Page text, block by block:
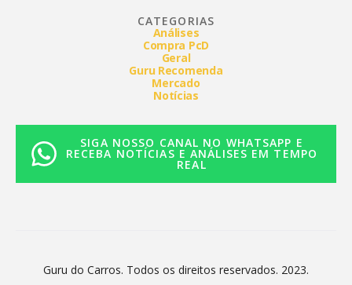
CATEGORIAS
Análises
Compra PcD
Geral
Guru Recomenda
Mercado
Notícias
SIGA NOSSO CANAL NO WHATSAPP E
RECEBA NOTÍCIAS E ANÁLISES EM TEMPO
REAL
Guru do Carros. Todos os direitos reservados. 2023.